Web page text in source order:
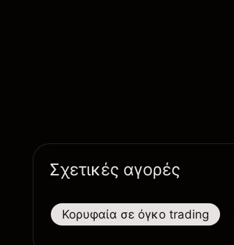
Σχετικές αγορές
Κορυφαία σε όγκο trading